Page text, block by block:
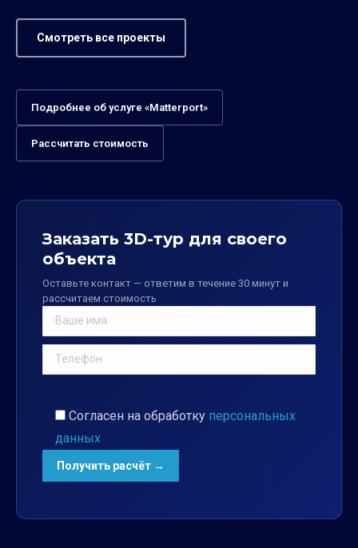
Смотреть все проекты
Подробнее об услуге «Matterport»
Рассчитать стоимость
Заказать 3D-тур для своего
объекта
Оставьте контакт — ответим в течение 30 минут и
рассчитаем стоимость
Согласен на обработку персональных
данных